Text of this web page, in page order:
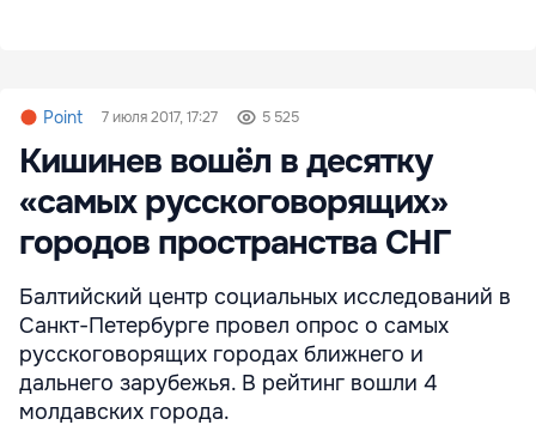
Point 7 июля 2017, 17:27 5 525
Кишинев вошёл в десятку
«самых русскоговорящих»
городов пространства СНГ
Балтийский центр социальных исследований в
Санкт-Петербурге провел опрос о самых
русскоговорящих городах ближнего и
дальнего зарубежья. В рейтинг вошли 4
молдавских города.